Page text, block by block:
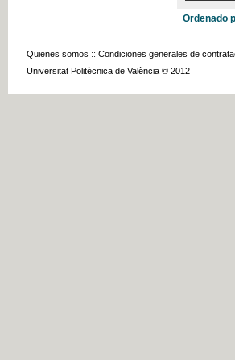
Ordenado
Quienes somos :: Condiciones generales de
Universitat Politècnica de València © 2012